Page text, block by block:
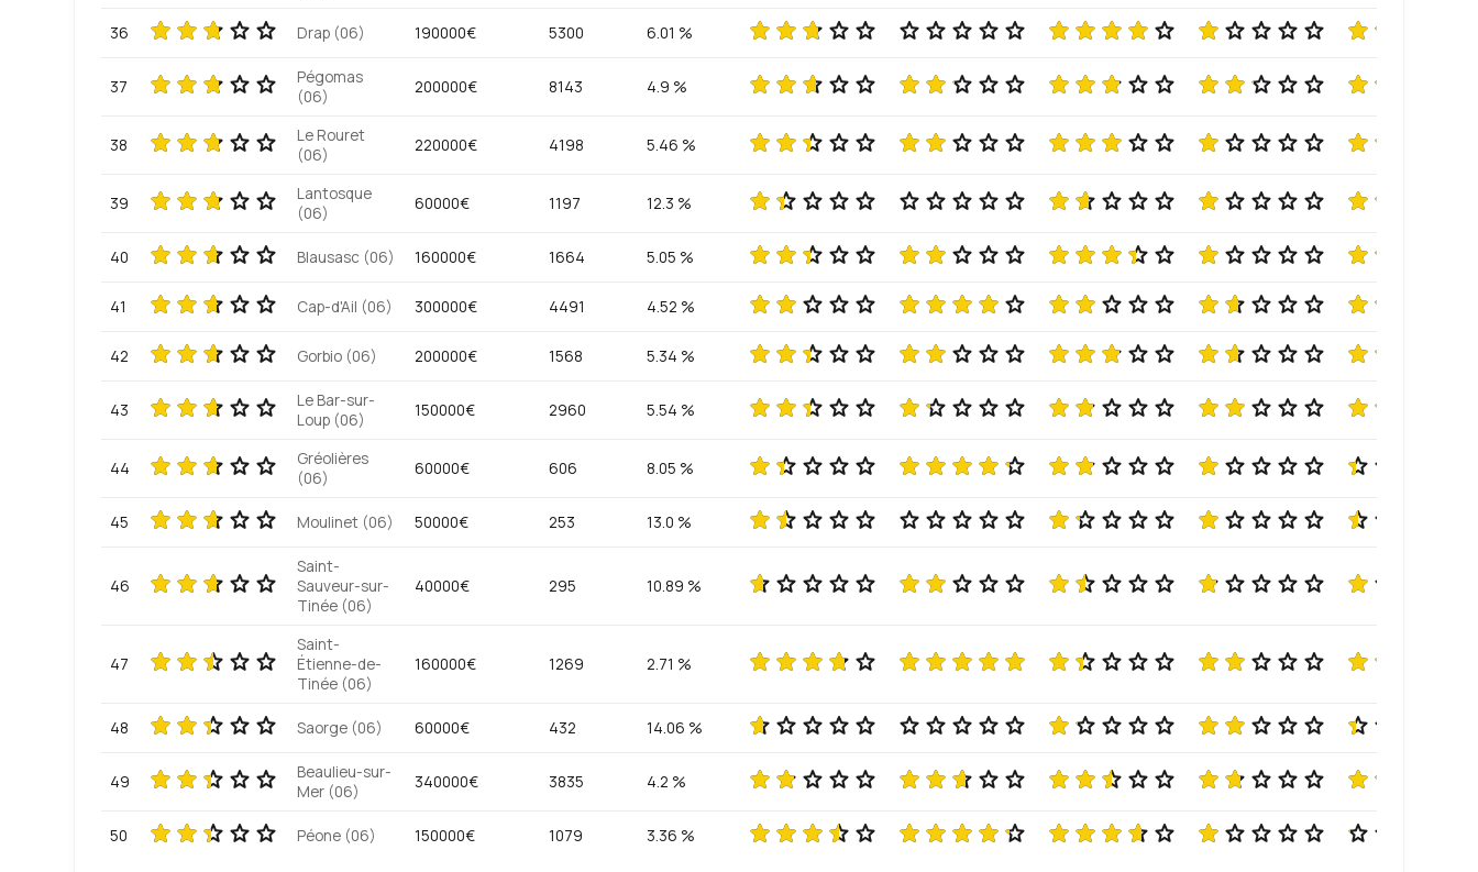
36 Drap (06) 190000€ 5300 6.01 %
37
Pégomas
(06)
200000€ 8143 4.9 %
38
Le Rouret
(06)
220000€ 4198 5.46 %
39
Lantosque
(06)
60000€ 1197 12.3 %
40 Blausasc (06) 160000€ 1664 5.05 %
41 Cap-d'Ail (06) 300000€ 4491 4.52 %
42 Gorbio (06) 200000€ 1568 5.34 %
43
Le Bar-sur-
Loup (06)
150000€ 2960 5.54 %
44
Gréolières
(06)
60000€ 606 8.05 %
45 Moulinet (06) 50000€ 253 13.0 %
46
Saint-
Sauveur-sur-
Tinée (06)
40000€ 295 10.89 %
47
Saint-
Étienne-de-
Tinée (06)
160000€ 1269 2.71 %
48 Saorge (06) 60000€ 432 14.06 %
49
Beaulieu-sur-
Mer (06)
340000€ 3835 4.2 %
50 Péone (06) 150000€ 1079 3.36 %